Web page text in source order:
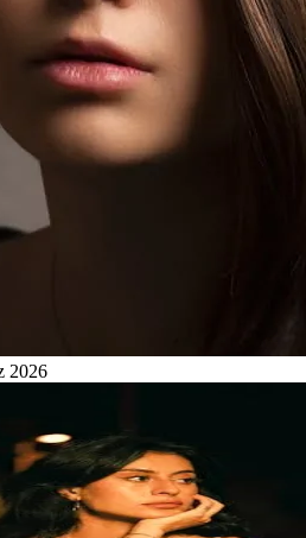
2026